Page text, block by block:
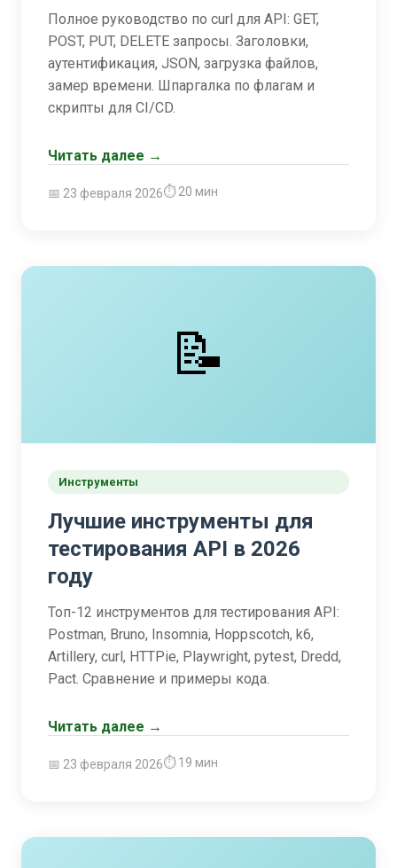
Полное руководство по curl для API: GET,
POST, PUT, DELETE запросы. Заголовки,
аутентификация, JSON, загрузка файлов,
замер времени. Шпаргалка по флагам и
скрипты для CI/CD.
Читать далее →
📅 23 февраля 2026⏱ 20 мин
📝
Инструменты
Лучшие инструменты для
тестирования API в 2026
году
Топ-12 инструментов для тестирования API:
Postman, Bruno, Insomnia, Hoppscotch, k6,
Artillery, curl, HTTPie, Playwright, pytest, Dredd,
Pact. Сравнение и примеры кода.
Читать далее →
📅 23 февраля 2026⏱ 19 мин